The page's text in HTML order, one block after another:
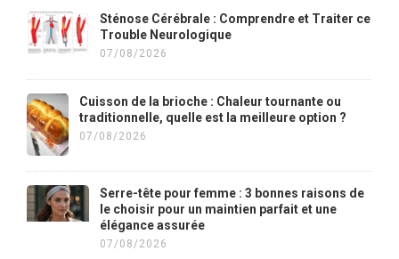
Sténose Cérébrale : Comprendre et Traiter ce
Trouble Neurologique
07/08/2026
Cuisson de la brioche : Chaleur tournante ou
traditionnelle, quelle est la meilleure option ?
07/08/2026
Serre-tête pour femme : 3 bonnes raisons de
le choisir pour un maintien parfait et une
élégance assurée
07/08/2026